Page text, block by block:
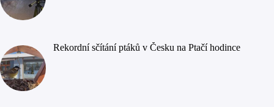
Rekordní sčítání ptáků v Česku na Ptačí hodince